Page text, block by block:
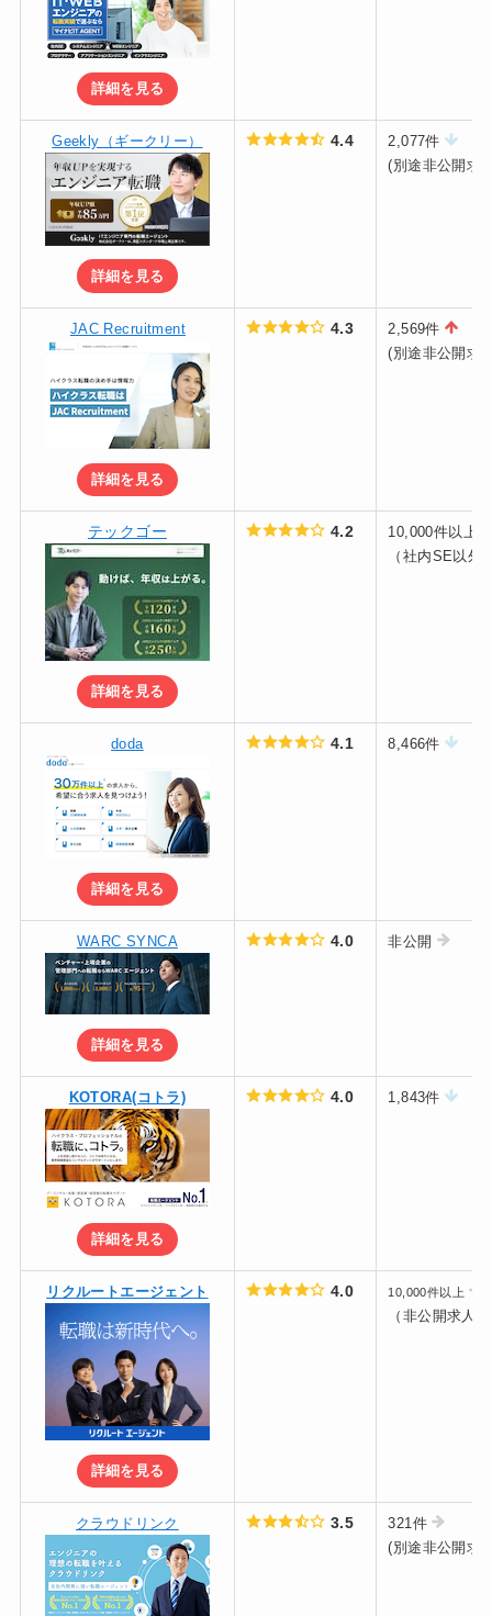
詳細を見る
Geekly（ギークリー）
詳細を見る
4.4
2,077件
(別途非公開求
JAC Recruitment
詳細を見る
4.3
2,569件
(別途非公開求
テックゴー
詳細を見る
4.2
10,000件以上
（社内SE以外
doda
詳細を見る
4.1 8,466件
WARC SYNCA
詳細を見る
4.0 非公開
KOTORA(コトラ)
詳細を見る
4.0 1,843件
リクルートエージェント
詳細を見る
4.0 10,000件以上
（非公開求人
クラウドリンク 3.5
321件
(別途非公開求